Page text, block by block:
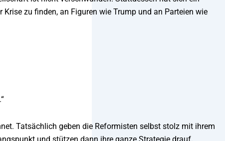
zu finden, an Figuren wie Trump und an Parteien wie
Tatsächlich geben die Reformisten selbst stolz mit ihrem
und stützen dann ihre ganze Strategie drauf.